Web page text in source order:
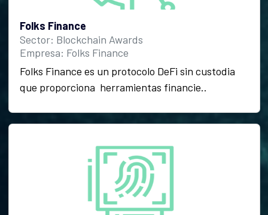
Folks Finance
Sector: Blockchain Awards
Empresa: Folks Finance
Folks Finance es un protocolo DeFi sin custodia
que proporciona herramientas financie..